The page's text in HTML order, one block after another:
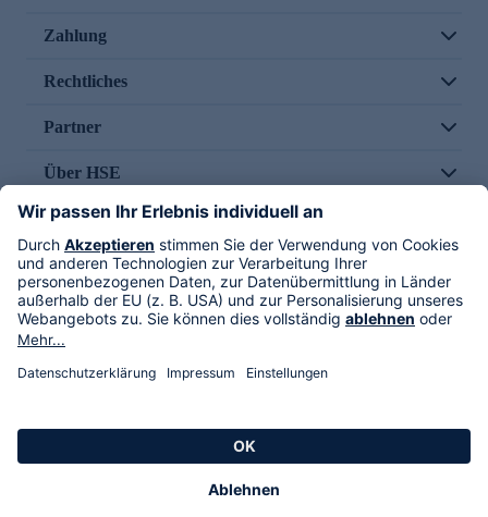
Zahlung
Rechtliches
Partner
Über HSE
Im TV
HSE International